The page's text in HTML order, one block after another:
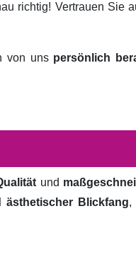
richtig! Vertrauen Sie
von uns persönlich
und
ästhetischer Blickfang,